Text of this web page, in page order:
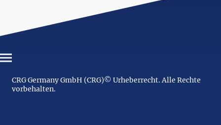
CRG Germany GmbH (CRG)© Urheberrecht. Alle Rechte
vorbehalten.